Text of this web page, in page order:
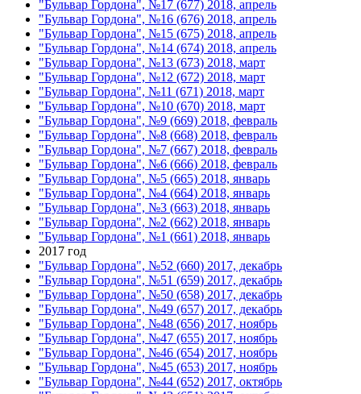
"Бульвар Гордона", №17 (677) 2018, апрель
"Бульвар Гордона", №16 (676) 2018, апрель
"Бульвар Гордона", №15 (675) 2018, апрель
"Бульвар Гордона", №14 (674) 2018, апрель
"Бульвар Гордона", №13 (673) 2018, март
"Бульвар Гордона", №12 (672) 2018, март
"Бульвар Гордона", №11 (671) 2018, март
"Бульвар Гордона", №10 (670) 2018, март
"Бульвар Гордона", №9 (669) 2018, февраль
"Бульвар Гордона", №8 (668) 2018, февраль
"Бульвар Гордона", №7 (667) 2018, февраль
"Бульвар Гордона", №6 (666) 2018, февраль
"Бульвар Гордона", №5 (665) 2018, январь
"Бульвар Гордона", №4 (664) 2018, январь
"Бульвар Гордона", №3 (663) 2018, январь
"Бульвар Гордона", №2 (662) 2018, январь
"Бульвар Гордона", №1 (661) 2018, январь
2017 год
"Бульвар Гордона", №52 (660) 2017, декабрь
"Бульвар Гордона", №51 (659) 2017, декабрь
"Бульвар Гордона", №50 (658) 2017, декабрь
"Бульвар Гордона", №49 (657) 2017, декабрь
"Бульвар Гордона", №48 (656) 2017, ноябрь
"Бульвар Гордона", №47 (655) 2017, ноябрь
"Бульвар Гордона", №46 (654) 2017, ноябрь
"Бульвар Гордона", №45 (653) 2017, ноябрь
"Бульвар Гордона", №44 (652) 2017, октябрь